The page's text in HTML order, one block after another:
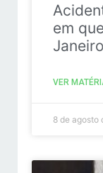
em
Janeiro
VER
8 de agosto